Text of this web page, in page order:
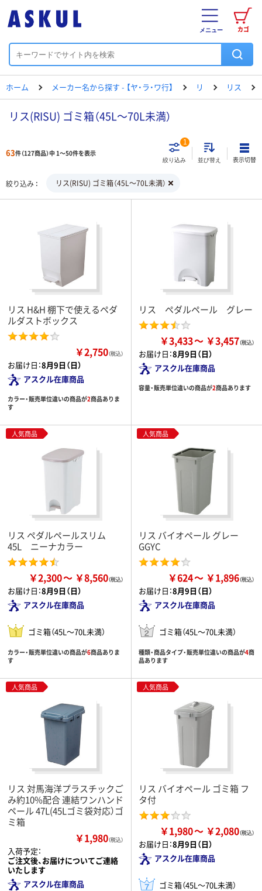
カゴ
メニュー
ホーム メーカー名から探す - 【ヤ・ラ・ワ行】 リ リス
リス(RISU) ゴミ箱（45L～70L未満）
63件（127商品）中 1～50件を表示
絞り込み
1
並び替え 表示切替
絞り込み リス(RISU) ゴミ箱（45L～70L未満）
リス H&H 棚下で使えるペダ
ルダストボックス
￥2,750（税込）
お届け日：8月9日（日）
アスクル在庫商品
カラー・販売単位違いの商品が2商品ありま
す
リス ペダルペール グレー
￥3,433 ￥3,457
お届け日：8月9日（日）
アスクル在庫商品
容量・販売単位違いの商品が2商品あります
人気商品
リス ペダルペールスリム
45L ニーナカラー
￥2,300 ￥8,560
お届け日：8月9日（日）
アスクル在庫商品
ゴミ箱（45L～70L未満）
カラー・販売単位違いの商品が6商品ありま
す
人気商品
リス バイオペール グレー
GGYC
￥624 ￥1,896
お届け日：8月9日（日）
アスクル在庫商品
ゴミ箱（45L～70L未満）
種類・商品タイプ・販売単位違いの商品が4商
品あります
人気商品
リス 対馬海洋プラスチックご
み約10%配合 連結ワンハンド
ペール 47L(45Lゴミ袋対応）ゴ
ミ箱
￥1,980（税込）
入荷予定：
ご注文後、お届けについてご連絡
いたします
アスクル在庫商品
人気商品
リス バイオペール ゴミ箱 フ
タ付
￥1,980 ￥2,080
お届け日：8月9日（日）
アスクル在庫商品
ゴミ箱（45L～70L未満）